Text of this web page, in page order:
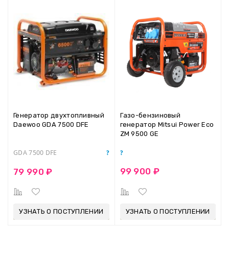
Генератор двухтопливный
Daewoo GDA 7500 DFE
GDA 7500 DFE
79 990 ₽
УЗНАТЬ О ПОСТУПЛЕНИИ
Газо-бензиновый
генератор Mitsui Power Eco
ZM 9500 GE
99 900 ₽
УЗНАТЬ О ПОСТУПЛЕНИИ